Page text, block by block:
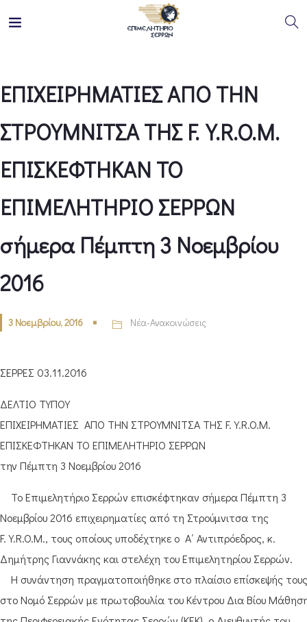
ΕΠΙΧΕΙΡΗΜΑΤΙΕΣ ΑΠΟ ΤΗΝ
ΣΤΡΟΥΜΝΙΤΣΑ ΤΗΣ F.Y.R.O.M.
ΕΠΙΣΚΕΦΤΗΚΑΝ ΤΟ
ΕΠΙΜΕΛΗΤΗΡΙΟ ΣΕΡΡΩΝ
σήμερα Πέμπτη 3 Νοεμβρίου
2016
3 Νοεμβρίου, 2016 Νέα-Ανακοινώσεις
ΣΕΡΡΕΣ 03.11.2016
ΔΕΛΤΙΟ ΤΥΠΟΥ
ΕΠΙΧΕΙΡΗΜΑΤΙΕΣ ΑΠΟ ΤΗΝ ΣΤΡΟΥΜΝΙΤΣΑ ΤΗΣ F.Y.R.O.M.
ΕΠΙΣΚΕΦΤΗΚΑΝ ΤΟ ΕΠΙΜΕΛΗΤΗΡΙΟ ΣΕΡΡΩΝ
την Πέμπτη 3 Νοεμβρίου 2016
Το Επιμελητήριο Σερρών επισκέφτηκαν σήμερα Πέμπτη 3
Νοεμβρίου 2016 επιχειρηματίες από τη Στρούμνιτσα της
F.Y.R.O.M., τους οποίους υποδέχτηκε ο Α΄ Αντιπρόεδρος, κ.
Δημήτρης Γιαννάκης και στελέχη του Επιμελητηρίου Σερρών.
Η συνάντηση πραγματοποιήθηκε στο πλαίσιο επίσκεψής τους
στο Νομό Σερρών με πρωτοβουλία του Κέντρου Δια Βίου